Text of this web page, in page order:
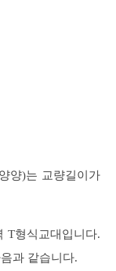
양)는 교량길이가
T형식교대입니다.
과 같습니다.